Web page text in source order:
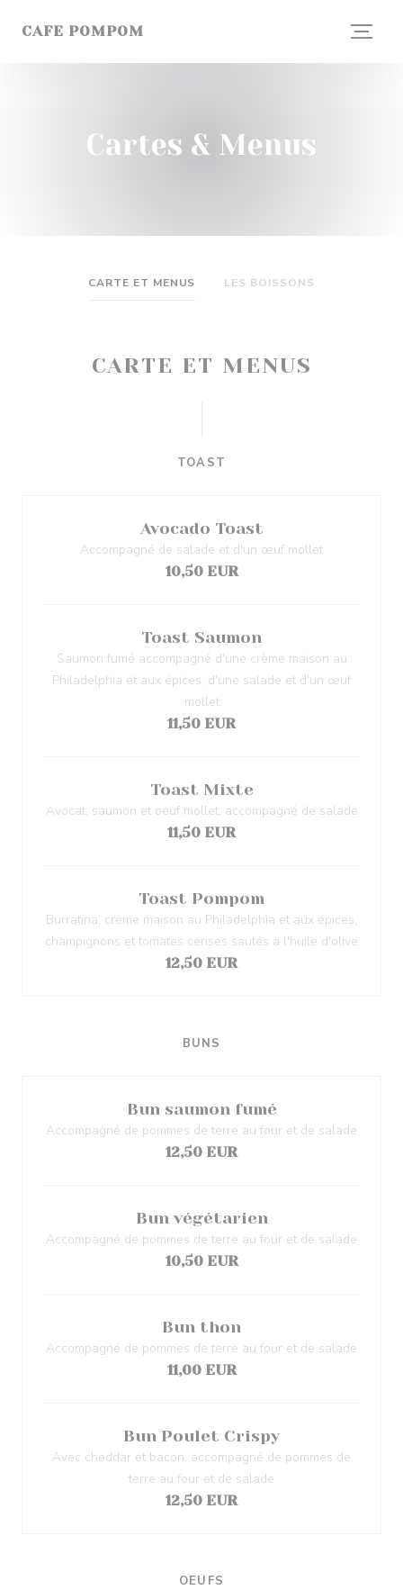
CAFE POMPOM
Cartes & Menus
CARTE ET MENUS LES BOISSONS
CARTE ET MENUS
TOAST
Avocado Toast
Accompagné de salade et d'un œuf mollet
10,50 EUR
Toast Saumon
Saumon fumé accompagné d'une crème maison au
Philadelphia et aux épices, d'une salade et d'un œuf
mollet
11,50 EUR
Toast Mixte
Avocat, saumon et oeuf mollet, accompagné de salade
11,50 EUR
Toast Pompom
Burratina, crème maison au Philadelphia et aux épices,
champignons et tomates cerises sautés à l'huile d'olive
12,50 EUR
BUNS
Bun saumon fumé
Accompagné de pommes de terre au four et de salade
12,50 EUR
Bun végétarien
Accompagné de pommes de terre au four et de salade
10,50 EUR
Bun thon
Accompagné de pommes de terre au four et de salade
11,00 EUR
Bun Poulet Crispy
Avec cheddar et bacon, accompagné de pommes de
terre au four et de salade
12,50 EUR
OEUFS